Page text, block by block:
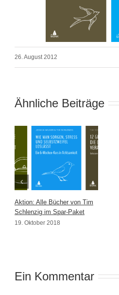
26. August 2012
Ähnliche Beiträge
Aktion: Alle Bücher von Tim
Schlenzig im Spar-Paket
19. Oktober 2018
Ein Kommentar